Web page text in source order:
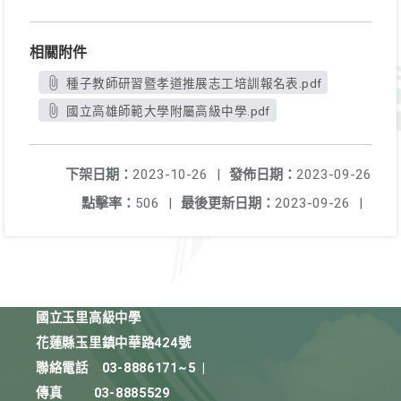
相關附件
種子教師研習暨孝道推展志工培訓報名表.pdf
國立高雄師範大學附屬高級中學.pdf
發佈日期： 2023-09-26
下架日期： 2023-10-26
|
最後更新日期： 2023-09-26 |
點擊率： 506 |
國立玉里高級中學
花蓮縣玉里鎮中華路424號
聯絡電話
03-8886171~5
傳真
03-8885529